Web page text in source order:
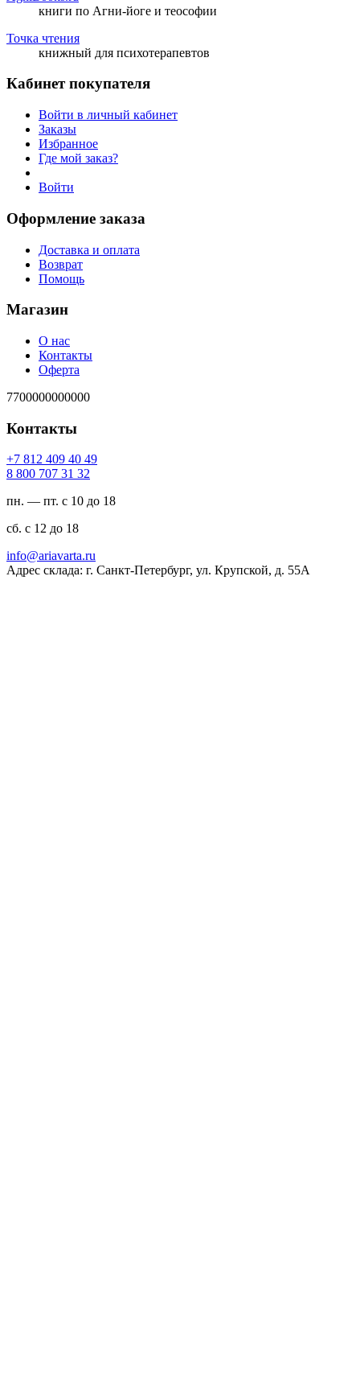
книги по Агни-йоге и теософии
Точка чтения
книжный для психотерапевтов
Кабинет покупателя
Войти в личный кабинет
Заказы
Избранное
Где мой заказ?
Войти
Оформление заказа
Доставка и оплата
Возврат
Помощь
Магазин
О нас
Контакты
Оферта
7700000000000
Контакты
94 04 904 218 7+
23 13 707 008 8
пн. — пт. с 10 до 18
сб. с 12 до 18
ur.atravaira@ofni
Адрес склада: г. Санкт-Петербург, ул. Крупской, д. 55А